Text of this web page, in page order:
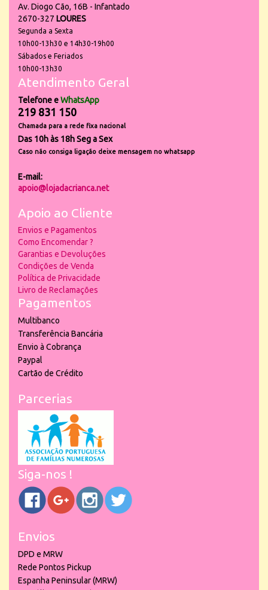
Av. Diogo Cão, 16B - Infantado
2670-327 LOURES
Segunda a Sexta
10h00-13h30 e 14h30-19h00
Sábados e Feriados
10h00-13h30
Atendimento Geral
Telefone eWhatsApp
219 831 150
Chamada para a rede fixa nacional
Das 10h às 18h Seg a Sex
Caso não consiga ligação deixe mensagem no whatsapp
E-mail:
apoio@lojadacrianca.net
Apoio ao Cliente
Envios e Pagamentos
Como Encomendar ?
Garantias e Devoluções
Condições de Venda
Política de Privacidade
Livro de Reclamações
Pagamentos
Multibanco
Transferência Bancária
Envio à Cobrança
Paypal
Cartão de Crédito
Parcerias
Siga-nos !
Envios
DPD e MRW
Rede Pontos Pickup
Espanha Peninsular (MRW)